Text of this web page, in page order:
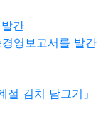
간
영보고서를 발간
김치 담그기」